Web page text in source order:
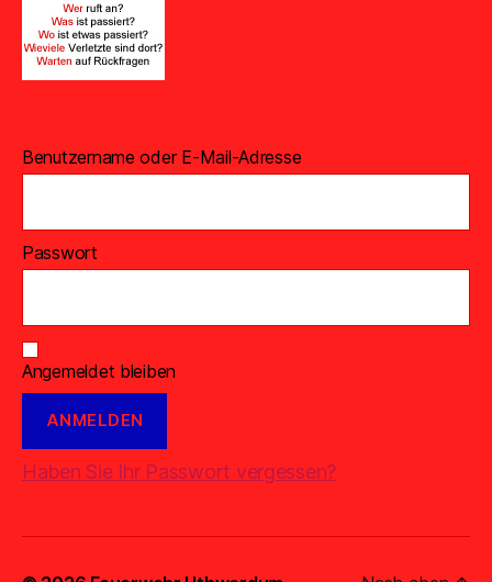
Benutzername oder E-Mail-Adresse
Passwort
Angemeldet bleiben
Haben Sie Ihr Passwort vergessen?